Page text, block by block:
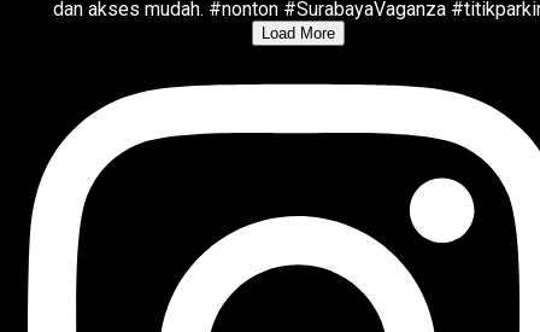
Load More